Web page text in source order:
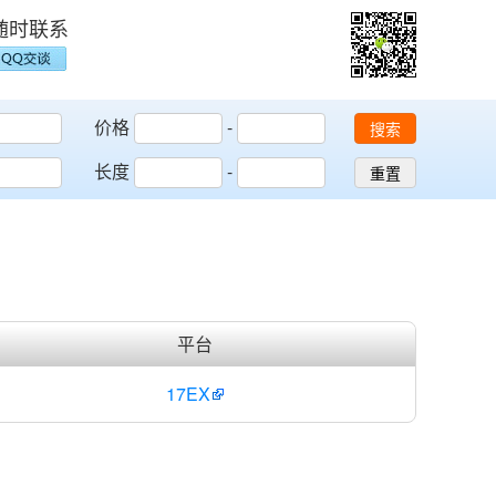
时联系
价格
-
长度
-
搜索
重置
平台
17EX